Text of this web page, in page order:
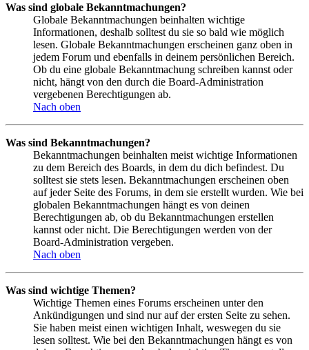
Was sind globale Bekanntmachungen?
Globale Bekanntmachungen beinhalten wichtige
Informationen, deshalb solltest du sie so bald wie möglich
lesen. Globale Bekanntmachungen erscheinen ganz oben in
jedem Forum und ebenfalls in deinem persönlichen Bereich.
Ob du eine globale Bekanntmachung schreiben kannst oder
nicht, hängt von den durch die Board-Administration
vergebenen Berechtigungen ab.
Nach oben
Was sind Bekanntmachungen?
Bekanntmachungen beinhalten meist wichtige Informationen
zu dem Bereich des Boards, in dem du dich befindest. Du
solltest sie stets lesen. Bekanntmachungen erscheinen oben
auf jeder Seite des Forums, in dem sie erstellt wurden. Wie bei
globalen Bekanntmachungen hängt es von deinen
Berechtigungen ab, ob du Bekanntmachungen erstellen
kannst oder nicht. Die Berechtigungen werden von der
Board-Administration vergeben.
Nach oben
Was sind wichtige Themen?
Wichtige Themen eines Forums erscheinen unter den
Ankündigungen und sind nur auf der ersten Seite zu sehen.
Sie haben meist einen wichtigen Inhalt, weswegen du sie
lesen solltest. Wie bei den Bekanntmachungen hängt es von